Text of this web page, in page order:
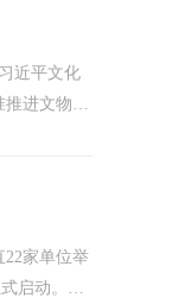
近平文化
推进文物保
家单位举
启动。活